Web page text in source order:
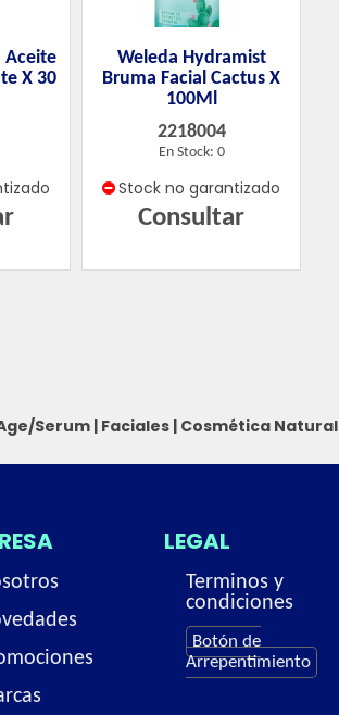
Aceite
X 30
Weleda Hydramist
Bruma Facial Cactus X
100Ml
2218004
En Stock: 0
Stock no garantizado
Consultar
Serum| Faciales| Cosmética Natural
LEGAL
Terminos y
condiciones
Botón de
Arrepentimiento